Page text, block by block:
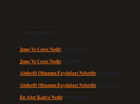
Son yorumlar
Juno Ve Ceres Nediriçin admin
Juno Ve Ceres Nediriçin Altan
Abdestli Olmanın Faydaları Nelerdiriçin admin
Abdestli Olmanın Faydaları Nelerdiriçin Alper
En Ağır Kahve Nediriçin admin